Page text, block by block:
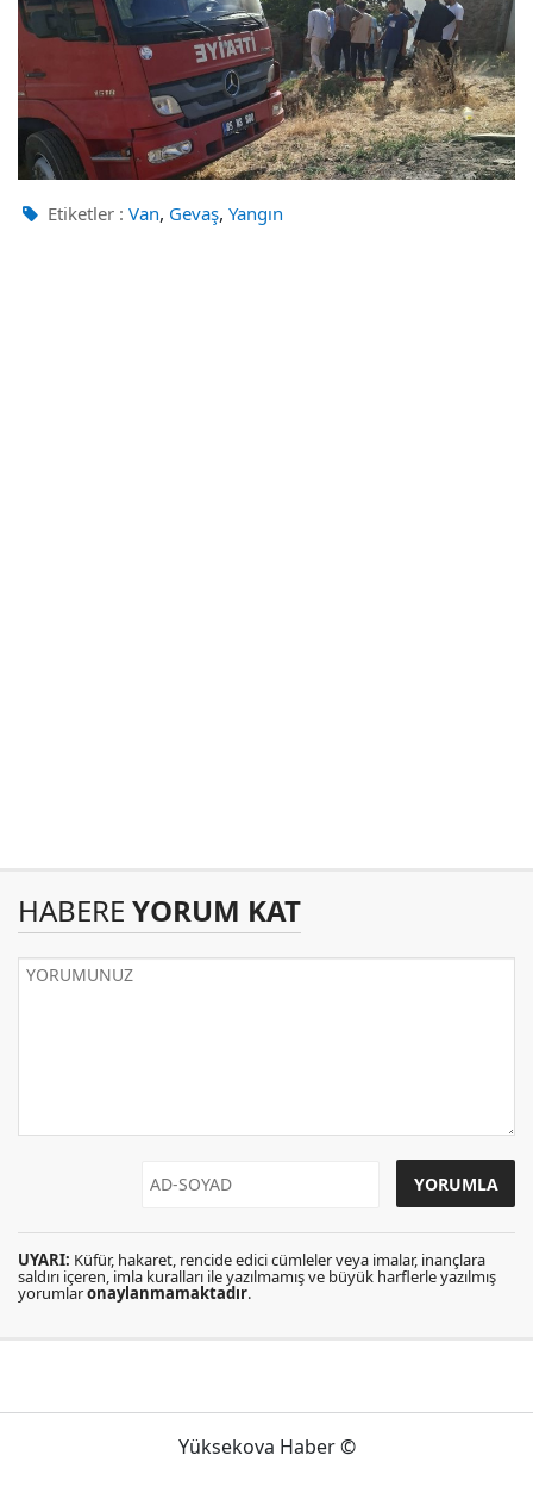
Etiketler : Van, Gevaş, Yangın
HABERE YORUM KAT
UYARI: Küfür, hakaret, rencide edici cümleler veya imalar, inançlara
saldırı içeren, imla kuralları ile yazılmamış ve büyük harflerle yazılmış
yorumlaronaylanmamaktadır.
Yüksekova Haber ©